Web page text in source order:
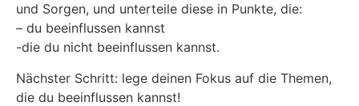
und Sorgen, und unterteile diese in Punkte, die:
– du beeinflussen kannst
-die du nicht beeinflussen kannst.
Nächster Schritt: lege deinen Fokus auf die Themen,
die du beeinflussen kannst!